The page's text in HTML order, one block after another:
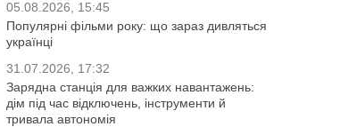
05.08.2026, 15:45
Популярні фільми року: що зараз дивляться
українці
31.07.2026, 17:32
Зарядна станція для важких навантажень:
дім під час відключень, інструменти й
тривала автономія